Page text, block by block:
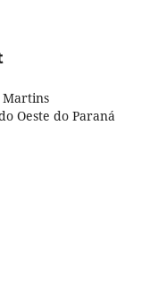
Martins
Oeste do Paraná